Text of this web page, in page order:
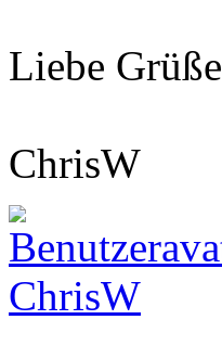
Liebe Grüße
ChrisW
ChrisW